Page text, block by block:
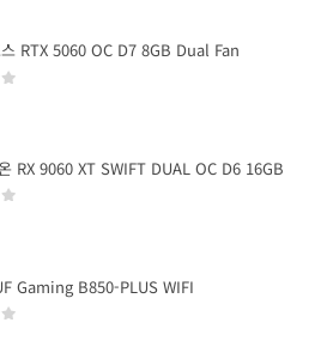
RTX 5060 OC D7 8GB Dual Fan
RX 9060 XT SWIFT DUAL OC D6 16GB
Gaming B850-PLUS WIFI